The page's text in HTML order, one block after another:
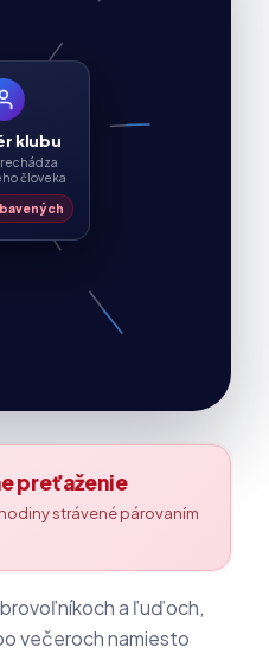
klubu
človeka
preťaženie
strávené párovaním
a ľuďoch,
večeroch namiesto